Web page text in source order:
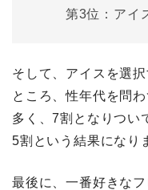
第3位：アイ
そして、アイスを選
ところ、性年代を問わ
多く、7割となりつい
5割という結果になり
最後に、一番好きな